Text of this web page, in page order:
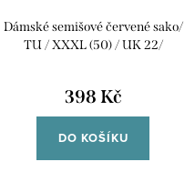
Dámské semišové červené sako/
TU / XXXL (50) / UK 22/
398 Kč
DO KOŠÍKU